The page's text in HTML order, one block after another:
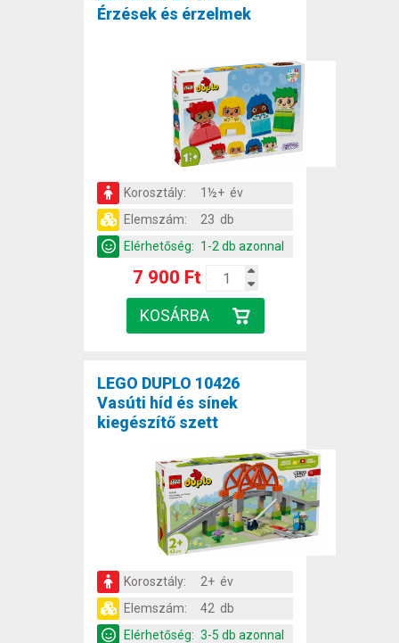
Érzések és érzelmek
Korosztály:
1½+ év
Elemszám:
23 db
Elérhetőség: 1-2 db azonnal
7 900 Ft
LEGO DUPLO 10426
Vasúti híd és sínek
kiegészítő szett
Korosztály:
2+ év
Elemszám:
42 db
Elérhetőség: 3-5 db azonnal